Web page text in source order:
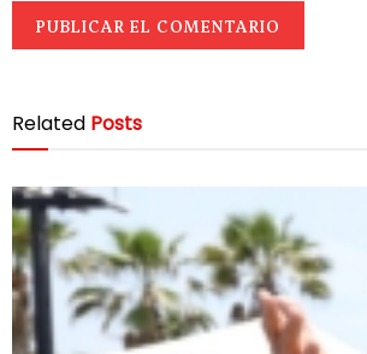
Related Posts